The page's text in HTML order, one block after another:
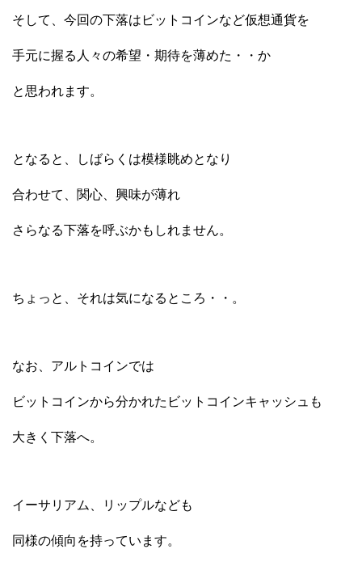
そして、今回の下落はビットコインなど仮想通貨を
手元に握る人々の希望・期待を薄めた・・か
と思われます。
となると、しばらくは模様眺めとなり
合わせて、関心、興味が薄れ
さらなる下落を呼ぶかもしれません。
ちょっと、それは気になるところ・・。
なお、アルトコインでは
ビットコインから分かれたビットコインキャッシュも
大きく下落へ。
イーサリアム、リップルなども
同様の傾向を持っています。